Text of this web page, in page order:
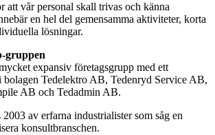
att vår personal skall trivas och känna
en hel del gemensamma aktiviteter, korta
lösningar.
gruppen
expansiv företagsgrupp med ett
bolagen Tedelektro AB, Tedenryd Service AB,
AB och Tedadmin AB.
2003 av erfarna industrialister som såg en
konsultbranschen.